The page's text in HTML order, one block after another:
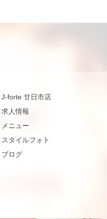
J-forte 廿日市店
求人情報
メニュー
スタイルフォト
ブログ